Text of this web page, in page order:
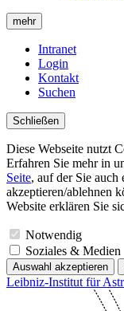
mehr
Intranet
Login
Kontakt
Suchen
Schließen
Diese Webseite nutzt
Erfahren Sie mehr in
Seite, auf der Sie auch
akzeptieren/ablehnen
Website erklären Sie
Notwendig
Soziales & Medien
Auswahl akzeptieren
Leibniz-Institut für